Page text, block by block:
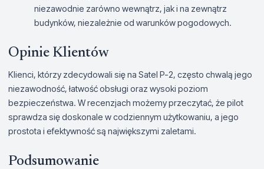
niezawodnie zarówno wewnątrz, jak i na zewnątrz
budynków, niezależnie od warunków pogodowych.
Opinie Klientów
Klienci, którzy zdecydowali się na Satel P-2, często chwalą jego
niezawodność, łatwość obsługi oraz wysoki poziom
bezpieczeństwa. W recenzjach możemy przeczytać, że pilot
sprawdza się doskonale w codziennym użytkowaniu, a jego
prostota i efektywność są największymi zaletami.
Podsumowanie